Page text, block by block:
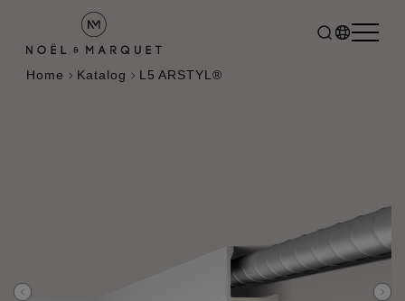
Home Katalog L5 ARSTYL®